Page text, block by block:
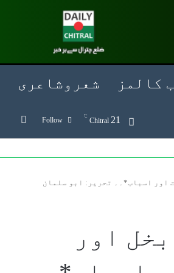
کالمز شعروشاعری
Chitral 21
℃
Follow
اور اسباب*۔۔ تحریر: ابو سلمان
اور